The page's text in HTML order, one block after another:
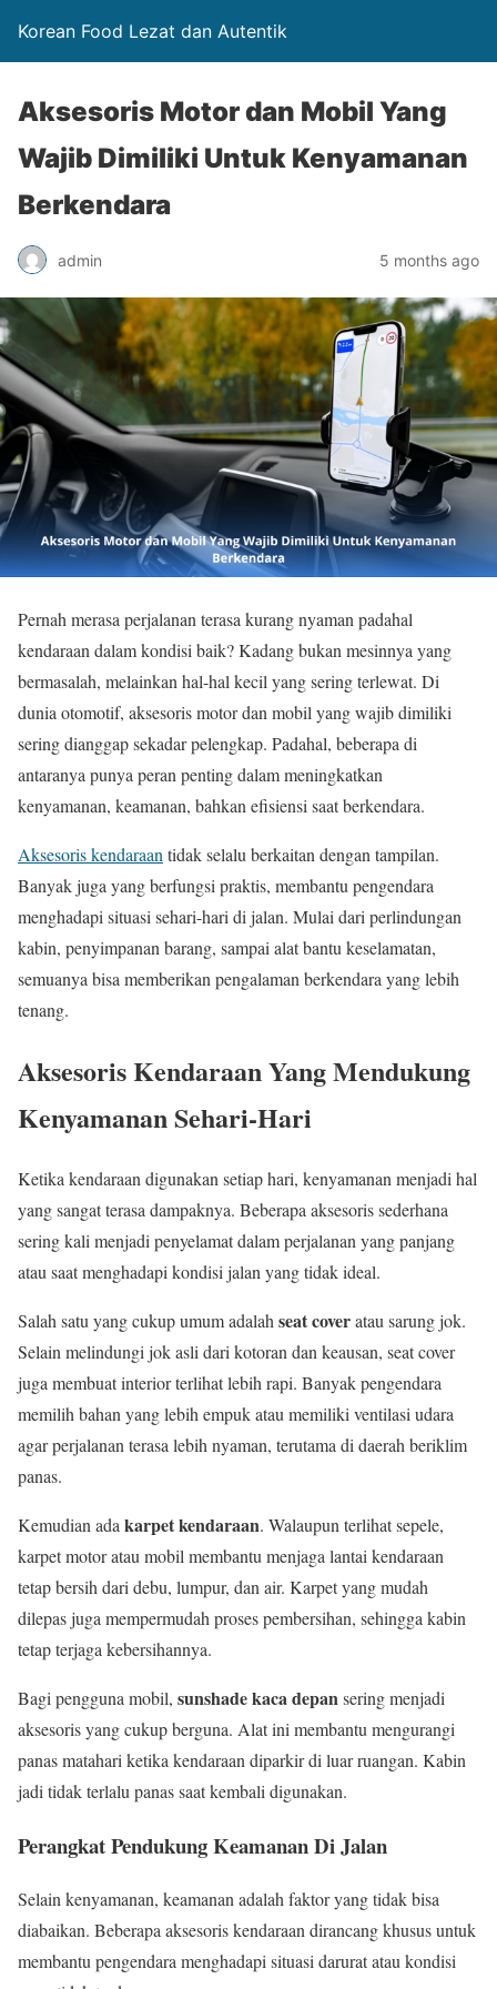
Korean Food Lezat dan Autentik
Aksesoris Motor dan Mobil Yang
Wajib Dimiliki Untuk Kenyamanan
Berkendara
admin 5 months ago
Pernah merasa perjalanan terasa kurang nyaman padahal
kendaraan dalam kondisi baik? Kadang bukan mesinnya yang
bermasalah, melainkan hal-hal kecil yang sering terlewat. Di
dunia otomotif, aksesoris motor dan mobil yang wajib dimiliki
sering dianggap sekadar pelengkap. Padahal, beberapa di
antaranya punya peran penting dalam meningkatkan
kenyamanan, keamanan, bahkan efisiensi saat berkendara.
Aksesoris kendaraan tidak selalu berkaitan dengan tampilan.
Banyak juga yang berfungsi praktis, membantu pengendara
menghadapi situasi sehari-hari di jalan. Mulai dari perlindungan
kabin, penyimpanan barang, sampai alat bantu keselamatan,
semuanya bisa memberikan pengalaman berkendara yang lebih
tenang.
Aksesoris Kendaraan Yang Mendukung
Kenyamanan Sehari-Hari
Ketika kendaraan digunakan setiap hari, kenyamanan menjadi hal
yang sangat terasa dampaknya. Beberapa aksesoris sederhana
sering kali menjadi penyelamat dalam perjalanan yang panjang
atau saat menghadapi kondisi jalan yang tidak ideal.
Salah satu yang cukup umum adalah seat coveratau sarung jok.
Selain melindungi jok asli dari kotoran dan keausan, seat cover
juga membuat interior terlihat lebih rapi. Banyak pengendara
memilih bahan yang lebih empuk atau memiliki ventilasi udara
agar perjalanan terasa lebih nyaman, terutama di daerah beriklim
panas.
Kemudian ada karpet kendaraan. Walaupun terlihat sepele,
karpet motor atau mobil membantu menjaga lantai kendaraan
tetap bersih dari debu, lumpur, dan air. Karpet yang mudah
dilepas juga mempermudah proses pembersihan, sehingga kabin
tetap terjaga kebersihannya.
Bagi pengguna mobil, sunshade kaca depansering menjadi
aksesoris yang cukup berguna. Alat ini membantu mengurangi
panas matahari ketika kendaraan diparkir di luar ruangan. Kabin
jadi tidak terlalu panas saat kembali digunakan.
Perangkat Pendukung Keamanan Di Jalan
Selain kenyamanan, keamanan adalah faktor yang tidak bisa
diabaikan. Beberapa aksesoris kendaraan dirancang khusus untuk
membantu pengendara menghadapi situasi darurat atau kondisi